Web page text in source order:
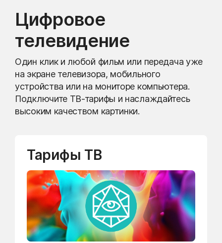
Цифровое
телевидение
Один клик и любой фильм или передача уже
на экране телевизора, мобильного
устройства или на мониторе компьютера.
Подключите ТВ-тарифы и наслаждайтесь
высоким качеством картинки.
Тарифы ТВ